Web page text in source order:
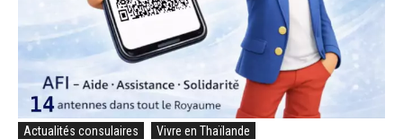
Actualités consulaires Vivre en Thaïlande